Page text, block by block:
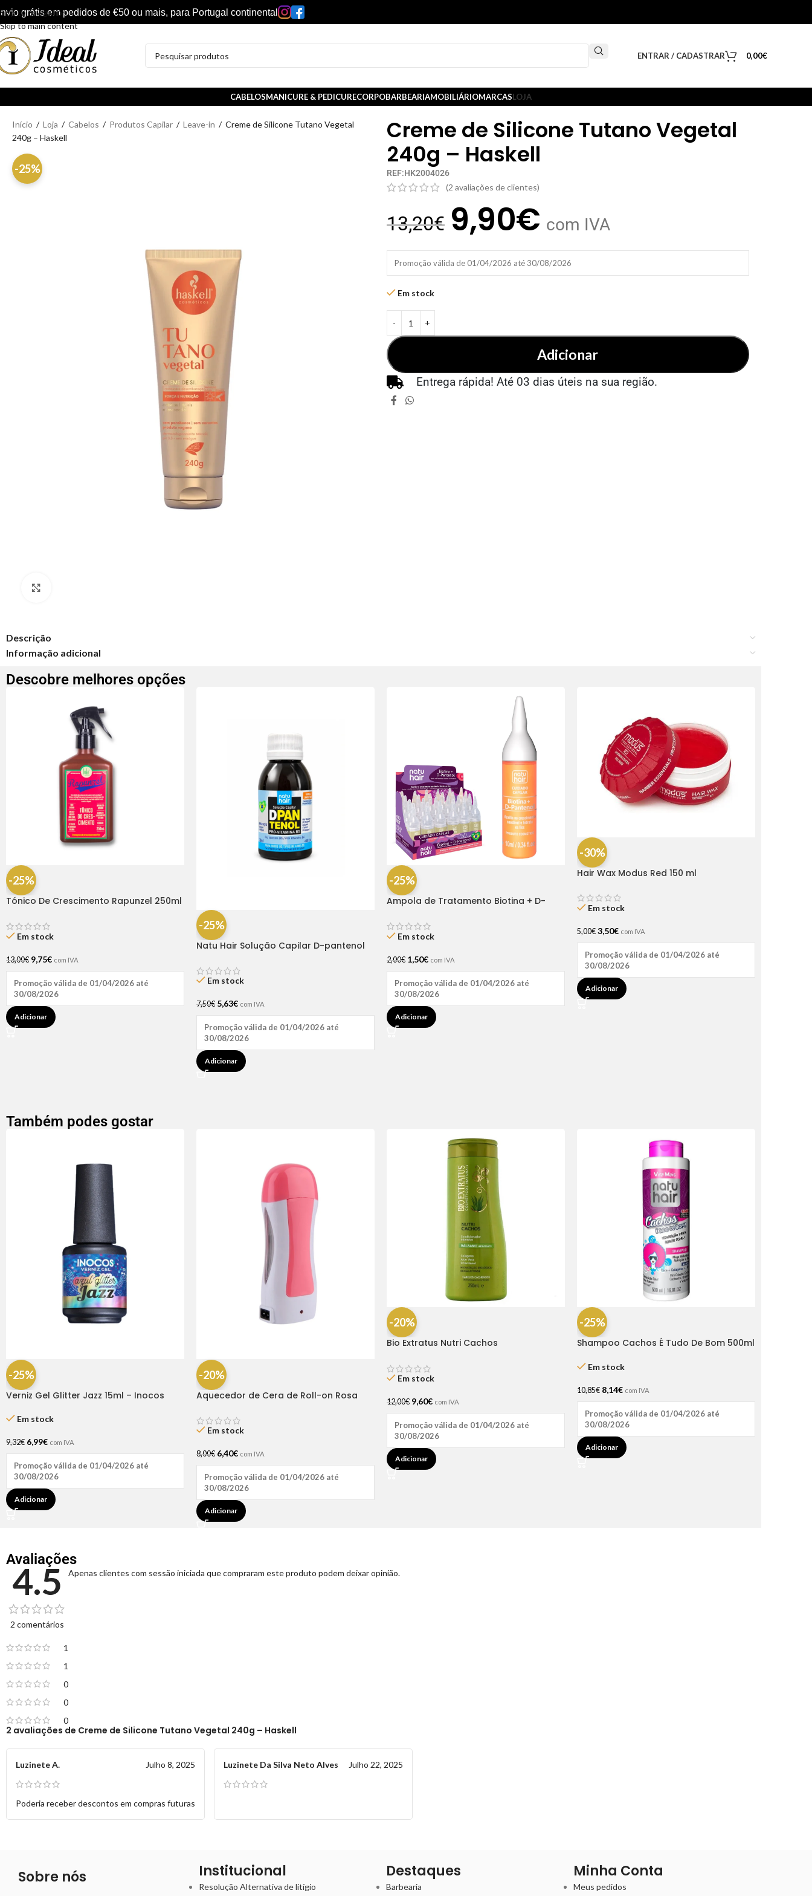
Skip to navigation
Skip to main content
grátis em pedidos de €50 ou mais, para Portugal continental
ENTRAR / CADASTRAR 0,00€
CABELOSMANICURE & PEDICURECORPOBARBEARIAMOBILIÁRIOMARCASLOJA
Início / Loja / Cabelos / Produtos Capilar / Leave-in / Creme de Silicone Tutano Vegetal
240g – Haskell
-25%
Creme de Silicone Tutano Vegetal
240g – Haskell
REF:HK2004026
(2 avaliações de clientes)
13,20€ 9,90€ com IVA
Promoção válida de 01/04/2026 até 30/08/2026
Em stock
Adicionar
Entrega rápida! Até 03 dias úteis na sua região.
Descrição
Informação adicional
Descobre melhores opções
-25%
Tónico De Crescimento Rapunzel 250ml
Em stock
13,00€ 9,75€ com IVA
Promoção válida de 01/04/2026 até
30/08/2026
Adicionar
-25%
Natu Hair Solução Capilar D-pantenol
Em stock
7,50€ 5,63€ com IVA
Promoção válida de 01/04/2026 até
30/08/2026
Adicionar
-25%
Ampola de Tratamento Biotina + D-
Em stock
2,00€ 1,50€ com IVA
Promoção válida de 01/04/2026 até
30/08/2026
Adicionar
-30%
Hair Wax Modus Red 150 ml
Em stock
5,00€ 3,50€ com IVA
Promoção válida de 01/04/2026 até
30/08/2026
Adicionar
Também podes gostar
-25%
Verniz Gel Glitter Jazz 15ml – Inocos
Em stock
9,32€ 6,99€ com IVA
Promoção válida de 01/04/2026 até
30/08/2026
Adicionar
-20%
Aquecedor de Cera de Roll-on Rosa
Em stock
8,00€ 6,40€ com IVA
Promoção válida de 01/04/2026 até
30/08/2026
Adicionar
-20%
Bio Extratus Nutri Cachos
Em stock
12,00€ 9,60€ com IVA
Promoção válida de 01/04/2026 até
30/08/2026
Adicionar
-25%
Shampoo Cachos É Tudo De Bom 500ml
Em stock
10,85€ 8,14€ com IVA
Promoção válida de 01/04/2026 até
30/08/2026
Adicionar
Avaliações
4.5
2 comentários
1
1
0
0
0
2 avaliações de Creme de Silicone Tutano Vegetal 240g – Haskell
Luzinete A. Julho 8, 2025
Poderia receber descontos em compras futuras
Luzinete Da Silva Neto Alves Julho 22, 2025
Apenas clientes com sessão iniciada que compraram este produto podem deixar opinião.
Sobre nós Institucional
Resolução Alternativa de litígio
Destaques
Barbearia
Minha Conta
Meus pedidos